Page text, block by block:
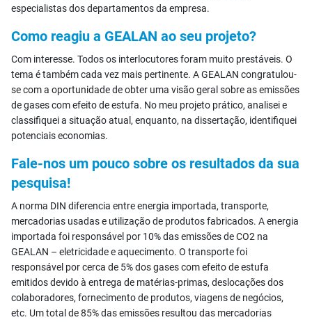
especialistas dos departamentos da empresa.
Como reagiu a GEALAN ao seu projeto?
Com interesse. Todos os interlocutores foram muito prestáveis. O
tema é também cada vez mais pertinente. A GEALAN congratulou-
se com a oportunidade de obter uma visão geral sobre as emissões
de gases com efeito de estufa. No meu projeto prático, analisei e
classifiquei a situação atual, enquanto, na dissertação, identifiquei
potenciais economias.
Fale-nos um pouco sobre os resultados da sua
pesquisa!
A norma DIN diferencia entre energia importada, transporte,
mercadorias usadas e utilização de produtos fabricados. A energia
importada foi responsável por 10% das emissões de CO2 na
GEALAN – eletricidade e aquecimento. O transporte foi
responsável por cerca de 5% dos gases com efeito de estufa
emitidos devido à entrega de matérias-primas, deslocações dos
colaboradores, fornecimento de produtos, viagens de negócios,
etc. Um total de 85% das emissões resultou das mercadorias